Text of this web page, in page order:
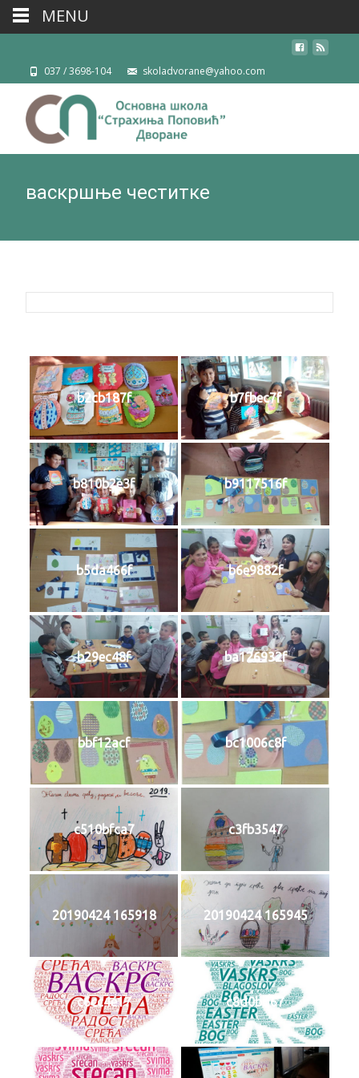
037 / 3698-104 skoladvorane@yahoo.com
васкршње честитке
b2cb187f b7fbec7f
b810b2e3f b9117516f
b5da466f b6e9882f
b29ec48f ba126932f
bbf12acf bc1006c8f
c510bfca7 c3fb3547
20190424 165918 20190424 165945
c6cc4e17 c8d0bd67
MENU